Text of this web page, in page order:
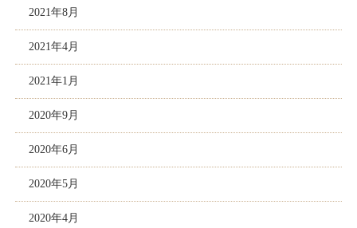
2021年8月
2021年4月
2021年1月
2020年9月
2020年6月
2020年5月
2020年4月